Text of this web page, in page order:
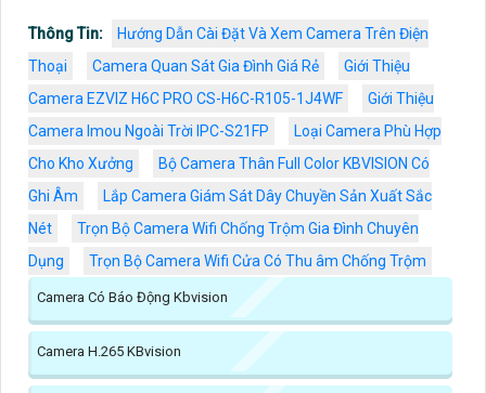
Thông Tin:
Hướng Dẫn Cài Đặt Và Xem Camera Trên Điện
Thoại
Camera Quan Sát Gia Đình Giá Rẻ
Giới Thiệu
Camera EZVIZ H6C PRO CS-H6C-R105-1J4WF
Giới Thiệu
Camera Imou Ngoài Trời IPC-S21FP
Loại Camera Phù Hợp
Cho Kho Xưởng
Bộ Camera Thân Full Color KBVISION Có
Ghi Âm
Lắp Camera Giám Sát Dây Chuyền Sản Xuất Sắc
Nét
Trọn Bộ Camera Wifi Chống Trộm Gia Đình Chuyên
Dụng
Trọn Bộ Camera Wifi Cửa Có Thu âm Chống Trộm
Camera Có Báo Động Kbvision
Camera H.265 KBvision